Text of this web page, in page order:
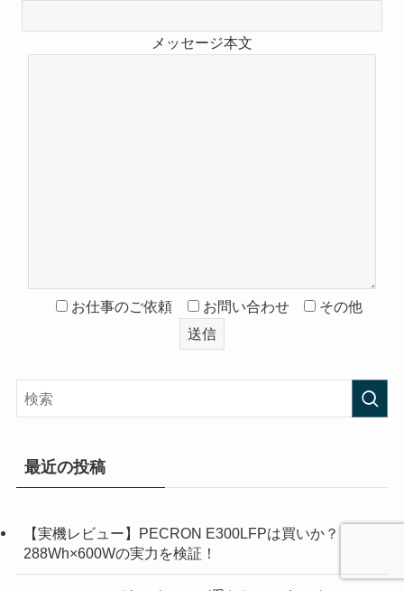
メッセージ本文
お仕事のご依頼 お問い合わせ その他
最近の投稿
【実機レビュー】PECRON E300LFPは買いか？
288Wh×600Wの実力を検証！